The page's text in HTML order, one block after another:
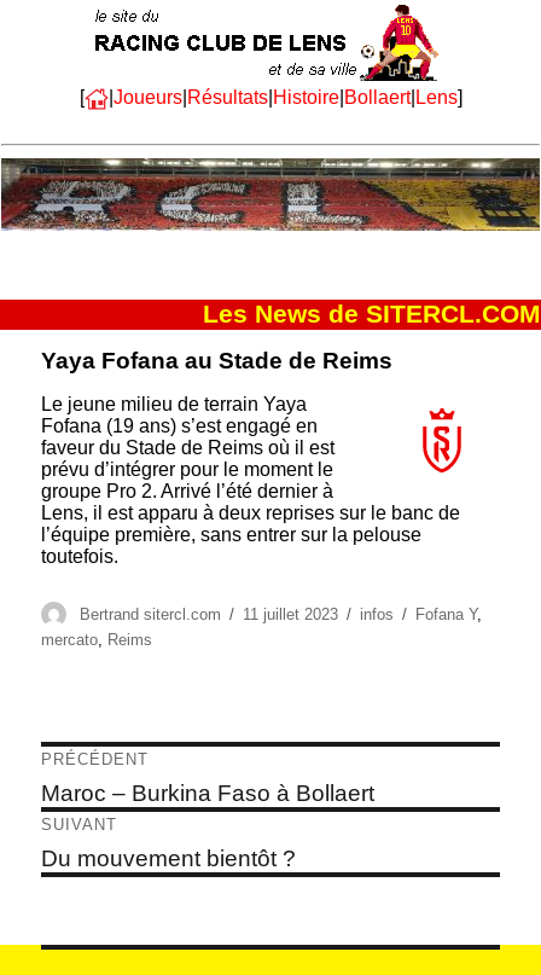
[ | Joueurs| Résultats| Histoire| Bollaert| Lens]
Les News de SITERCL.COM
Yaya Fofana au Stade de Reims
Le jeune milieu de terrain Yaya
Fofana (19 ans) s’est engagé en
faveur du Stade de Reims où il est
prévu d’intégrer pour le moment le
groupe Pro 2. Arrivé l’été dernier à
Lens, il est apparu à deux reprises sur le banc de
l’équipe première, sans entrer sur la pelouse
toutefois.
Auteur
Bertrand sitercl.com
Publié
11 juillet 2023 Catégories
infos Étiquettes
Fofana Y,
mercato, Reims
Navigation
de
l’article
PRÉCÉDENT
Article
précédent :
Maroc – Burkina Faso à Bollaert
SUIVANT
Article
suivant :
Du mouvement bientôt ?